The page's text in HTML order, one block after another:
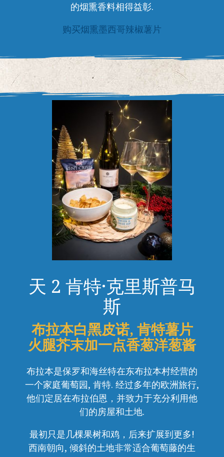
的烟熏香料相得益彰.
购买烟熏墨西哥辣椒薯片
天 2 肯特·克里斯普马
斯
布拉本白黑皮诺, 肯特薯片
火腿芥末加一点香葱洋葱酱
布拉本是保罗和海丝特在东布拉本村经营的
一个家庭葡萄园, 肯特. 经过多年的欧洲旅行,
他们定居在布拉伯恩，并致力于充分利用他
们的房屋和土地.
最初只是几棵果树和鸡，后来扩展到更多!
西南朝向, 倾斜的土地非常适合葡萄藤的生